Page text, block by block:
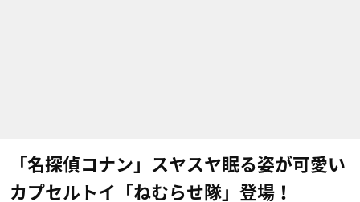
「名探偵コナン」スヤスヤ眠る姿が可愛い
カプセルトイ「ねむらせ隊」登場！